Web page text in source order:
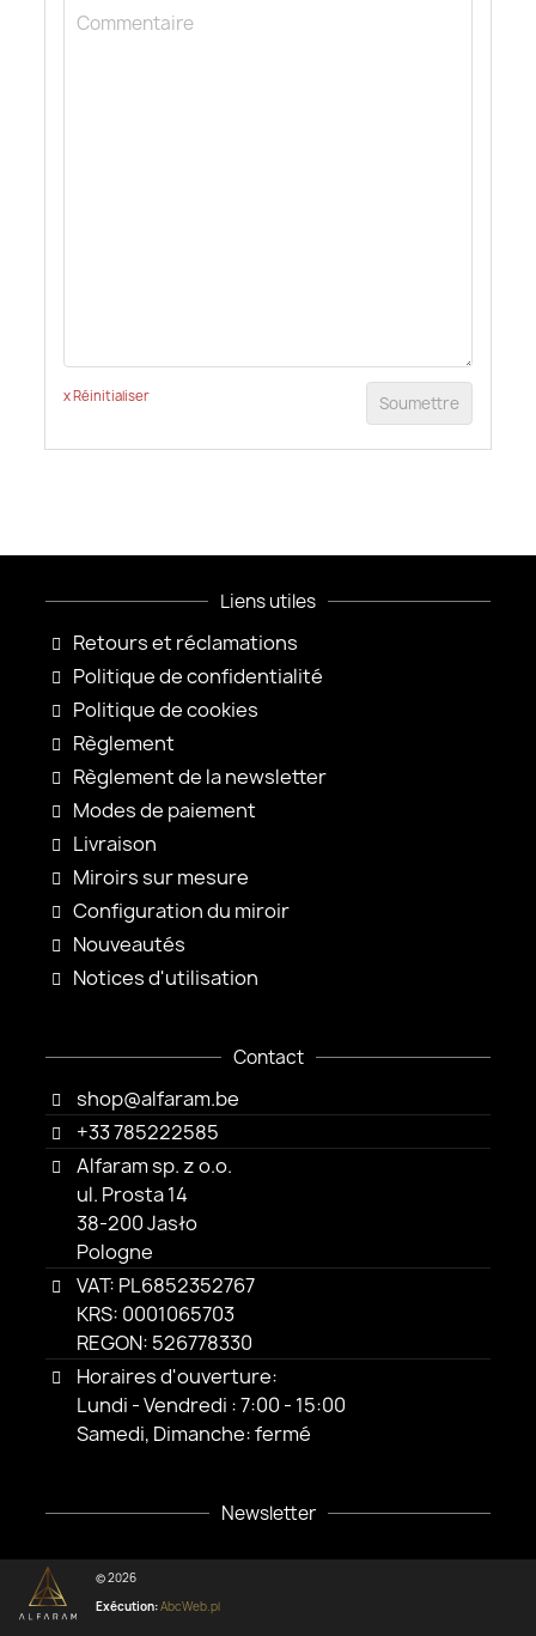
x Réinitialiser Soumettre
Liens utiles
Retours et réclamations
Politique de confidentialité
Politique de cookies
Règlement
Règlement de la newsletter
Modes de paiement
Livraison
Miroirs sur mesure
Configuration du miroir
Nouveautés
Notices d'utilisation
Contact
shop@alfaram.be
+33 785222585
Alfaram sp. z o.o.
ul. Prosta 14
38-200 Jasło
Pologne
VAT: PL6852352767
KRS: 0001065703
REGON: 526778330
Horaires d'ouverture:
Lundi - Vendredi : 7:00 - 15:00
Samedi, Dimanche: fermé
Newsletter
© 2026
Exécution:AbcWeb.pl